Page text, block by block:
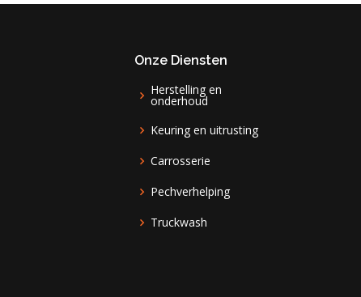
Onze Diensten
Herstelling en
onderhoud
Keuring en uitrusting
Carrosserie
Pechverhelping
Truckwash